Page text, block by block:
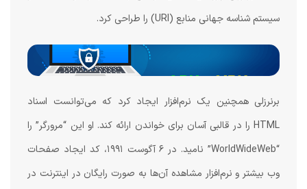
سیستم شناسه جهانی منابع (URI) را طراحی کرد.
برنرزلی همچنین یک نرم‌افزار ایجاد کرد که می‌توانست اسناد
HTML را در قالبی آسان برای خواندن ارائه کند. او این “مرورگر” را
“WorldWideWeb” نامید. در ۶ آگوست ۱۹۹۱، کد ایجاد صفحات
وب بیشتر و نرم‌افزار مشاهده آن‌ها به صورت رایگان در اینترنت در